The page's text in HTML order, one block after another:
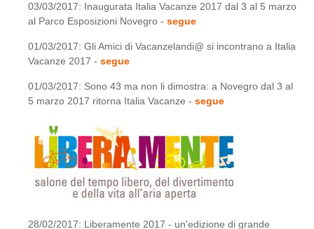
03/03/2017: Inaugurata Italia Vacanze 2017 dal 3 al 5 marzo
al Parco Esposizioni Novegro - segue
01/03/2017: Gli Amici di Vacanzelandi@ si incontrano a Italia
Vacanze 2017 - segue
01/03/2017: Sono 43 ma non li dimostra: a Novegro dal 3 al
5 marzo 2017 ritorna Italia Vacanze - segue
28/02/2017: Liberamente 2017 - un'edizione di grande